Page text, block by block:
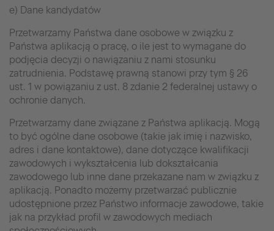
e) Dane kandydatów
Przetwarzamy Państwa dane osobowe w związku z
Państwa aplikacją o pracę, o ile jest to wymagane do
podjęcia decyzji o nawiązaniu z nami stosunku
zatrudnienia. Podstawę prawną stanowi przy tym § 26
ust. 1 w powiązaniu z ust. 8 zdanie 2 federalnej ustawy o
ochronie danych.
Przetwarzamy dane związane z Państwa aplikacją. Mogą
to być ogólne dane osobowe (takie jak imię i nazwisko,
adres i dane kontaktowe), dane dotyczące kwalifikacji
zawodowych i wykształcenia lub dokształcania
zawodowego lub inne dane przekazane nam w związku z
aplikacją. Ponadto możemy przetwarzać publicznie
udostępnione przez Państwo informacje zawodowe, takie
jak na przykład profil w zawodowych mediach